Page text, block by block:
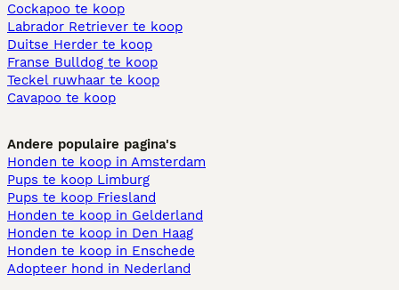
Cockapoo te koop
Labrador Retriever te koop
Duitse Herder te koop
Franse Bulldog te koop
Teckel ruwhaar te koop
Cavapoo te koop
Andere populaire pagina's
Honden te koop in Amsterdam
Pups te koop Limburg​
Pups te koop Friesland​
Honden te koop in Gelderland
Honden te koop in Den Haag
Honden te koop in Enschede
Adopteer hond in Nederland